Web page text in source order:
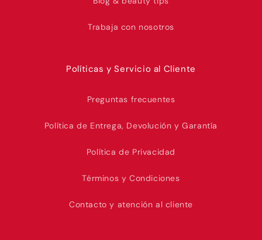
Trabaja con nosotros
Políticas y Servicio al Cliente
Preguntas frecuentes
Política de Entrega, Devolución y Garantía
Política de Privacidad
Términos y Condiciones
Contacto y atención al cliente